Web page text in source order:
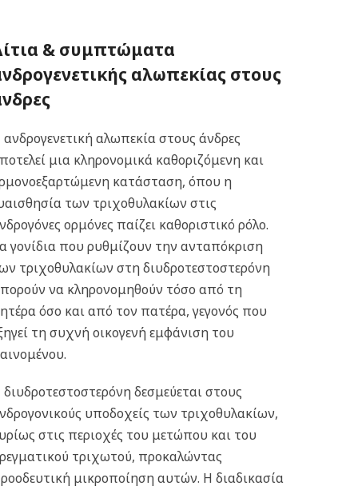
& συμπτώματα
αλωπεκίας στους
αλωπεκία στους άνδρες
μια κληρονομικά καθοριζόμενη και
κατάσταση, όπου η
των τριχοθυλακίων στις
ορμόνες παίζει καθοριστικό ρόλο.
γονίδια που ρυθμίζουν την ανταπόκριση
τριχοθυλακίων στη διυδροτεστοστερόνη
να κληρονομηθούν τόσο από τη
όσο και από τον πατέρα, γεγονός που
τη συχνή οικογενή εμφάνιση του
δεσμεύεται στους
υποδοχείς των τριχοθυλακίων,
στις περιοχές του μετώπου και του
τριχωτού, προκαλώντας
μικροποίηση αυτών. Η διαδικασία